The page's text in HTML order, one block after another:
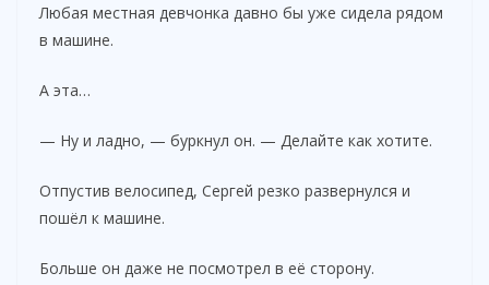
Любая местная девчонка давно бы уже сидела рядом
в машине.
А эта…
— Ну и ладно, — буркнул он. — Делайте как хотите.
Отпустив велосипед, Сергей резко развернулся и
пошёл к машине.
Больше он даже не посмотрел в её сторону.